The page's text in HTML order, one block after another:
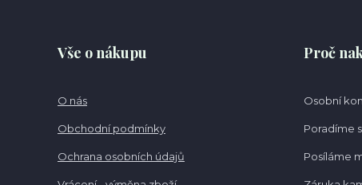
Vše o nákupu
O nás
Obchodní podmínky
Ochrana osobních údajů
Proč
Osobní
Poradíme
Posíláme